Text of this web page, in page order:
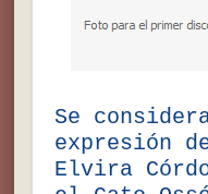
Se
expresión
Elvira